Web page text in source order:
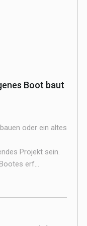
Boot baut
oder ein altes
Projekt sein.
erf...